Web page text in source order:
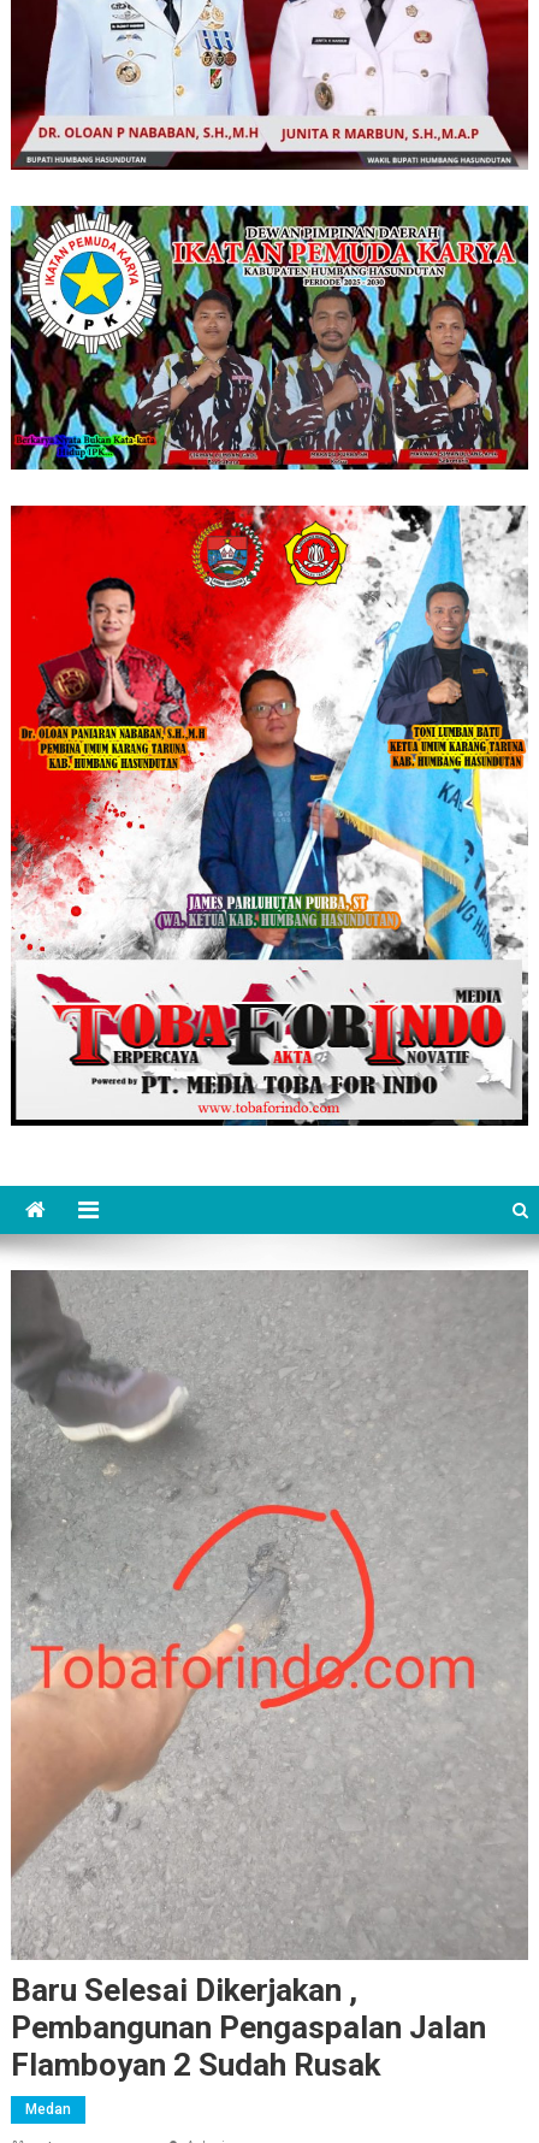
Baru Selesai Dikerjakan ,
Pembangunan Pengaspalan Jalan
Flamboyan 2 Sudah Rusak
Medan